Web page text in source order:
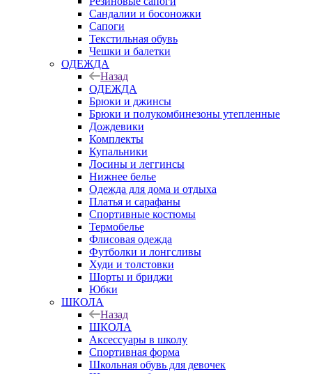
Сандалии и босоножки
Сапоги
Текстильная обувь
Чешки и балетки
ОДЕЖДА
Назад
ОДЕЖДА
Брюки и джинсы
Брюки и полукомбинезоны утепленные
Дождевики
Комплекты
Купальники
Лосины и леггинсы
Нижнее белье
Одежда для дома и отдыха
Платья и сарафаны
Спортивные костюмы
Термобелье
Флисовая одежда
Футболки и лонгсливы
Худи и толстовки
Шорты и бриджи
Юбки
ШКОЛА
Назад
ШКОЛА
Аксессуары в школу
Спортивная форма
Школьная обувь для девочек